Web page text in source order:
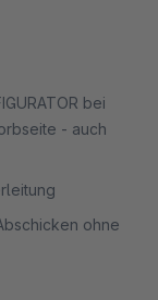
bei
- auch
ohne